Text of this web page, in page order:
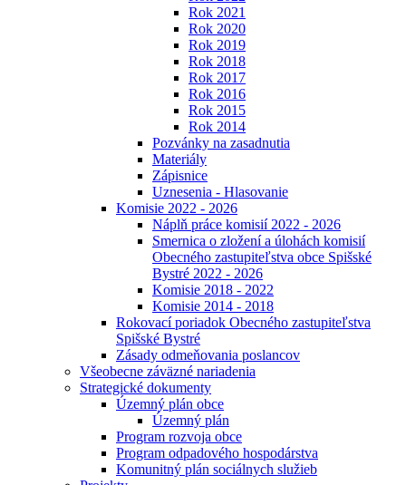
Rok 2021
Rok 2020
Rok 2019
Rok 2018
Rok 2017
Rok 2016
Rok 2015
Rok 2014
Pozvánky na zasadnutia
Materiály
Zápisnice
Uznesenia - Hlasovanie
Komisie 2022 - 2026
Náplň práce komisií 2022 - 2026
Smernica o zložení a úlohách komisií
Obecného zastupiteľstva obce Spišské
Bystré 2022 - 2026
Komisie 2018 - 2022
Komisie 2014 - 2018
Rokovací poriadok Obecného zastupiteľstva
Spišské Bystré
Zásady odmeňovania poslancov
Všeobecne záväzné nariadenia
Strategické dokumenty
Územný plán obce
Územný plán
Program rozvoja obce
Program odpadového hospodárstva
Komunitný plán sociálnych služieb